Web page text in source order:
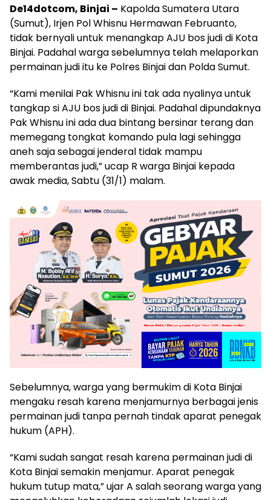
De14dotcom, Binjai – Kapolda Sumatera Utara
(Sumut), Irjen Pol Whisnu Hermawan Februanto,
tidak bernyali untuk menangkap AJU bos judi di Kota
Binjai. Padahal warga sebelumnya telah melaporkan
permainan judi itu ke Polres Binjai dan Polda Sumut.
“Kami menilai Pak Whisnu ini tak ada nyalinya untuk
tangkap si AJU bos judi di Binjai. Padahal dipundaknya
Pak Whisnu ini ada dua bintang bersinar terang dan
memegang tongkat komando pula lagi sehingga
aneh saja sebagai jenderal tidak mampu
memberantas judi,” ucap R warga Binjai kepada
awak media, Sabtu (31/1) malam.
Sebelumnya, warga yang bermukim di Kota Binjai
mengaku resah karena menjamurnya berbagai jenis
permainan judi tanpa pernah tindak aparat penegak
hukum (APH).
“Kami sudah sangat resah karena permainan judi di
Kota Binjai semakin menjamur. Aparat penegak
hukum tutup mata,” ujar A salah seorang warga yang